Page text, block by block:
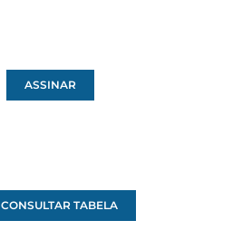
ASSINAR
CONSULTAR TABELA